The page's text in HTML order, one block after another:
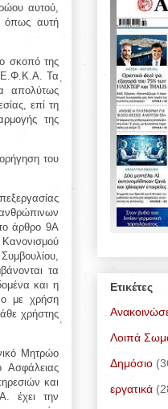
αυτού,
όπως αυτή
σκοπό της
Ε.Φ.Κ.Α. Τα
απολύτως
επί τη
της
του
άρθρο 9Α
τα
και η
με χρήση
χρήστης
Μητρώο
και
έχει την
Ετικέτες
Λοιπά
Δημόσιο
εργατικά